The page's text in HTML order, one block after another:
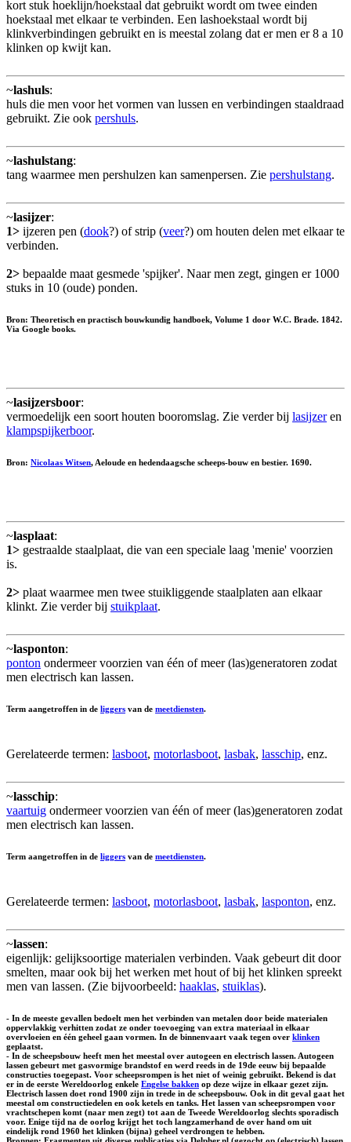
kort stuk hoeklijn/hoekstaal dat gebruikt wordt om twee einden
hoekstaal met elkaar te verbinden. Een lashoekstaal wordt bij
klinkverbindingen gebruikt en is meestal zolang dat er men er 8 a 10
klinken op kwijt kan.
~lashuls:
huls die men voor het vormen van lussen en verbindingen staaldraad
gebruikt. Zie ook pershuls.
~lashulstang:
tang waarmee men pershulzen kan samenpersen. Zie pershulstang.
~lasijzer:
1> ijzeren pen (dook?) of strip (veer?) om houten delen met elkaar te
verbinden.
2> bepaalde maat gesmede 'spijker'. Naar men zegt, gingen er 1000
stuks in 10 (oude) ponden.
Bron: Theoretisch en practisch bouwkundig handboek, Volume 1 door W.C. Brade. 1842.
Via Google books.
~lasijzersboor:
vermoedelijk een soort houten booromslag. Zie verder bij lasijzeren
klampspijkerboor.
Bron: Nicolaas Witsen, Aeloude en hedendaagsche scheeps-bouw en bestier. 1690.
~lasplaat:
1> gestraalde staalplaat, die van een speciale laag 'menie' voorzien
is.
2> plaat waarmee men twee stuikliggende staalplaten aan elkaar
klinkt. Zie verder bij stuikplaat.
~lasponton:
ponton ondermeer voorzien van één of meer (las)generatoren zodat
men electrisch kan lassen.
Term aangetroffen in de liggers van de meetdiensten.
Gerelateerde termen: lasboot, motorlasboot, lasbak, lasschip, enz.
~lasschip:
vaartuig ondermeer voorzien van één of meer (las)generatoren zodat
men electrisch kan lassen.
Term aangetroffen in de liggers van de meetdiensten.
Gerelateerde termen: lasboot, motorlasboot, lasbak, lasponton, enz.
~lassen:
eigenlijk: gelijksoortige materialen verbinden. Vaak gebeurt dit door
smelten, maar ook bij het werken met hout of bij het klinken spreekt
men van lassen. (Zie bijvoorbeeld: haaklas, stuiklas).
- In de meeste gevallen bedoelt men het verbinden van metalen door beide materialen
oppervlakkig verhitten zodat ze onder toevoeging van extra materiaal in elkaar
overvloeien en één geheel gaan vormen. In de binnenvaart vaak tegen over klinken
geplaatst.
- In de scheepsbouw heeft men het meestal over autogeen en electrisch lassen. Autogeen
lassen gebeurt met gasvormige brandstof en werd reeds in de 19de eeuw bij bepaalde
constructies toegepast. Voor scheepsrompen is het niet of weinig gebruikt. Bekend is dat
er in de eerste Wereldoorlog enkele Engelse bakken op deze wijze in elkaar gezet zijn.
Electrisch lassen doet rond 1900 zijn in trede in de scheepsbouw. Ook in dit geval gaat het
meestal om constructiedelen en ook ketels en tanks. Het lassen van scheepsrompen voor
vrachtschepen komt (naar men zegt) tot aan de Tweede Wereldoorlog slechts sporadisch
voor. Enige tijd na de oorlog krijgt het toch langzamerhand de over hand om uit
eindelijk rond 1960 het klinken (bijna) geheel verdrongen te hebben.